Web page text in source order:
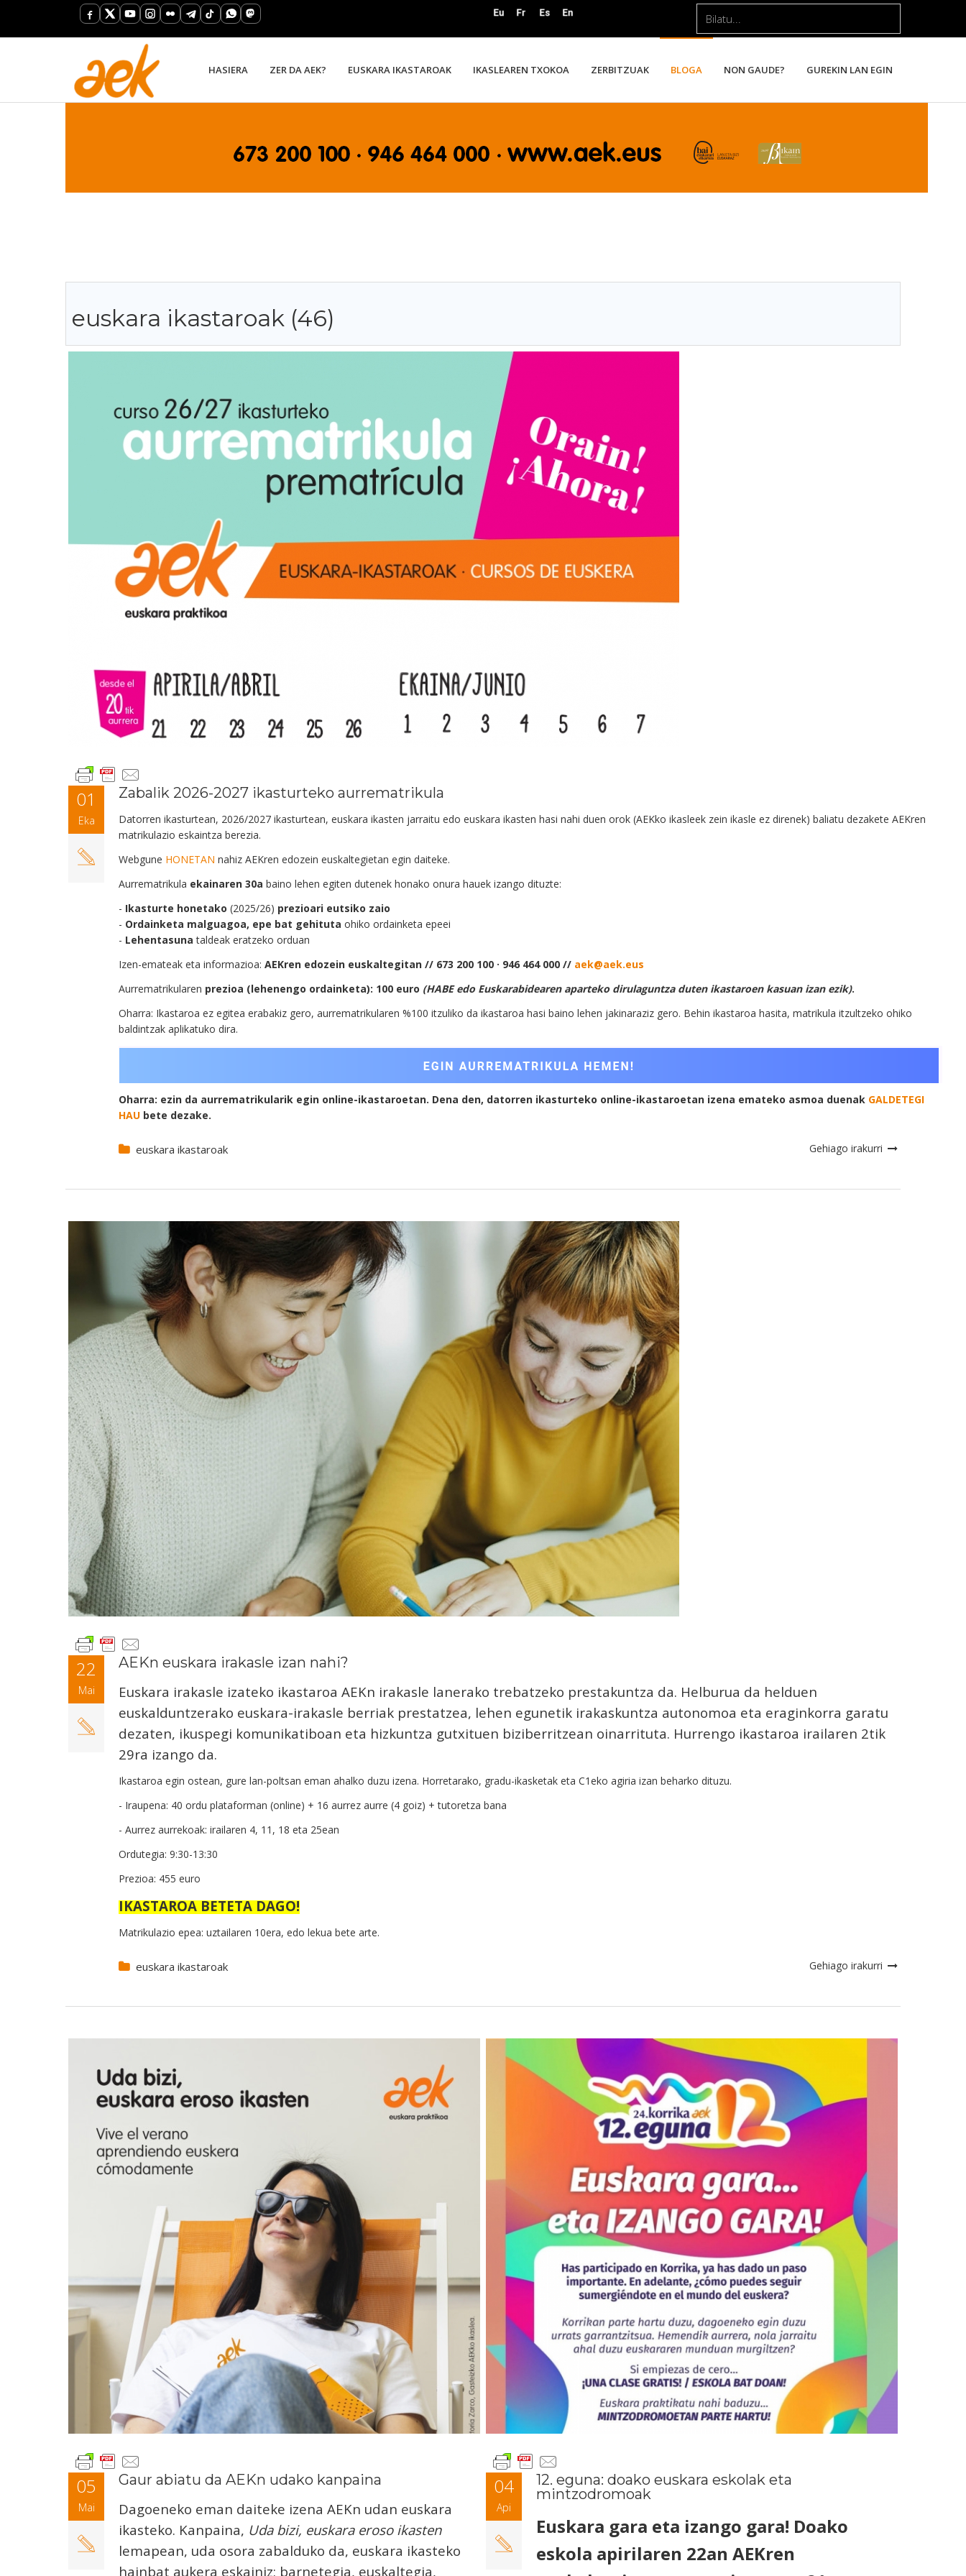
HASIERA ZER DA AEK? EUSKARA IKASTAROAK IKASLEAREN TXOKOA ZERBITZUAK BLOGA NON GAUDE? GUREKIN LAN EGIN
euskara ikastaroak (46)
01
Eka
Zabalik 2026-2027 ikasturteko aurrematrikula
Datorren ikasturtean, 2026/2027 ikasturtean, euskara ikasten jarraitu edo euskara ikasten hasi nahi duen orok (AEKko ikasleek zein ikasle ez direnek) baliatu dezakete AEKren
matrikulazio eskaintza berezia.
Webgune HONETAN nahiz AEKren edozein euskaltegietan egin daiteke.
Aurrematrikula ekainaren 30a baino lehen egiten dutenek honako onura hauek izango dituzte:
- Ikasturte honetako (2025/26) prezioari eutsiko zaio
- Ordainketa malguagoa, epe bat gehituta ohiko ordainketa epeei
- Lehentasuna taldeak eratzeko orduan
Izen-emateak eta informazioa: AEKren edozein euskaltegitan // 673 200 100 · 946 464 000 // aek@aek.eus
Aurrematrikularen prezioa (lehenengo ordainketa): 100 euro (HABE edo Euskarabidearen aparteko dirulaguntza duten ikastaroen kasuan izan ezik).
Oharra: Ikastaroa ez egitea erabakiz gero, aurrematrikularen %100 itzuliko da ikastaroa hasi baino lehen jakinaraziz gero. Behin ikastaroa hasita, matrikula itzultzeko ohiko
baldintzak aplikatuko dira.
Oharra: ezin da aurrematrikularik egin online-ikastaroetan. Dena den, datorren ikasturteko online-ikastaroetan izena emateko asmoa duenak GALDETEGI
HAU bete dezake.
euskara ikastaroak Gehiago irakurri
22
Mai
AEKn euskara irakasle izan nahi?
Euskara irakasle izateko ikastaroa AEKn irakasle lanerako trebatzeko prestakuntza da. Helburua da helduen
euskalduntzerako euskara-irakasle berriak prestatzea, lehen egunetik irakaskuntza autonomoa eta eraginkorra garatu
dezaten, ikuspegi komunikatiboan eta hizkuntza gutxituen biziberritzean oinarrituta. Hurrengo ikastaroa irailaren 2tik
29ra izango da.
Ikastaroa egin ostean, gure lan-poltsan eman ahalko duzu izena. Horretarako, gradu-ikasketak eta C1eko agiria izan beharko dituzu.
- Iraupena: 40 ordu plataforman (online) + 16 aurrez aurre (4 goiz) + tutoretza bana
- Aurrez aurrekoak: irailaren 4, 11, 18 eta 25ean
Ordutegia: 9:30-13:30
Prezioa: 455 euro
IKASTAROA BETETA DAGO!
Matrikulazio epea: uztailaren 10era, edo lekua bete arte.
euskara ikastaroak Gehiago irakurri
05
Mai
Gaur abiatu da AEKn udako kanpaina
Dagoeneko eman daiteke izena AEKn udan euskara
ikasteko. Kanpaina, Uda bizi, euskara eroso ikasten
lemapean, uda osora zabalduko da, euskara ikasteko
hainbat aukera eskainiz: barnetegia, euskaltegia,
04
Api
12. eguna: doako euskara eskolak eta
mintzodromoak
Euskara gara eta izango gara! Doako
eskola apirilaren 22an AEKren